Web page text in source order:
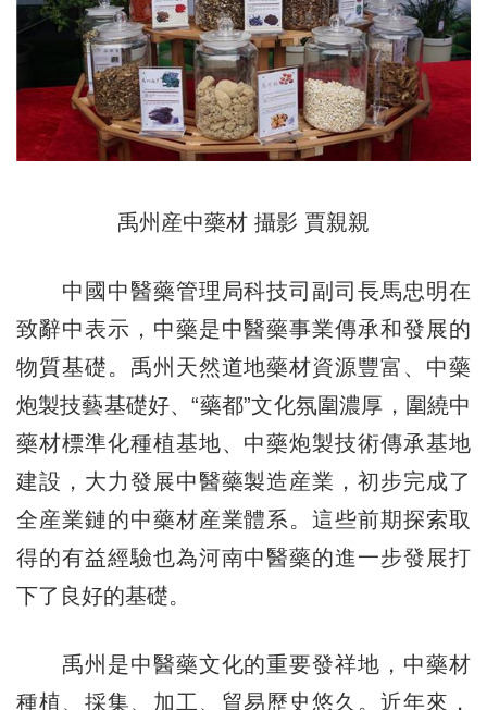
禹州産中藥材 攝影 賈親親
中國中醫藥管理局科技司副司長馬忠明在
致辭中表示，中藥是中醫藥事業傳承和發展的
物質基礎。禹州天然道地藥材資源豐富、中藥
炮製技藝基礎好、“藥都”文化氛圍濃厚，圍繞中
藥材標準化種植基地、中藥炮製技術傳承基地
建設，大力發展中醫藥製造産業，初步完成了
全産業鏈的中藥材産業體系。這些前期探索取
得的有益經驗也為河南中醫藥的進一步發展打
下了良好的基礎。
禹州是中醫藥文化的重要發祥地，中藥材
種植、採集、加工、貿易歷史悠久。近年來，